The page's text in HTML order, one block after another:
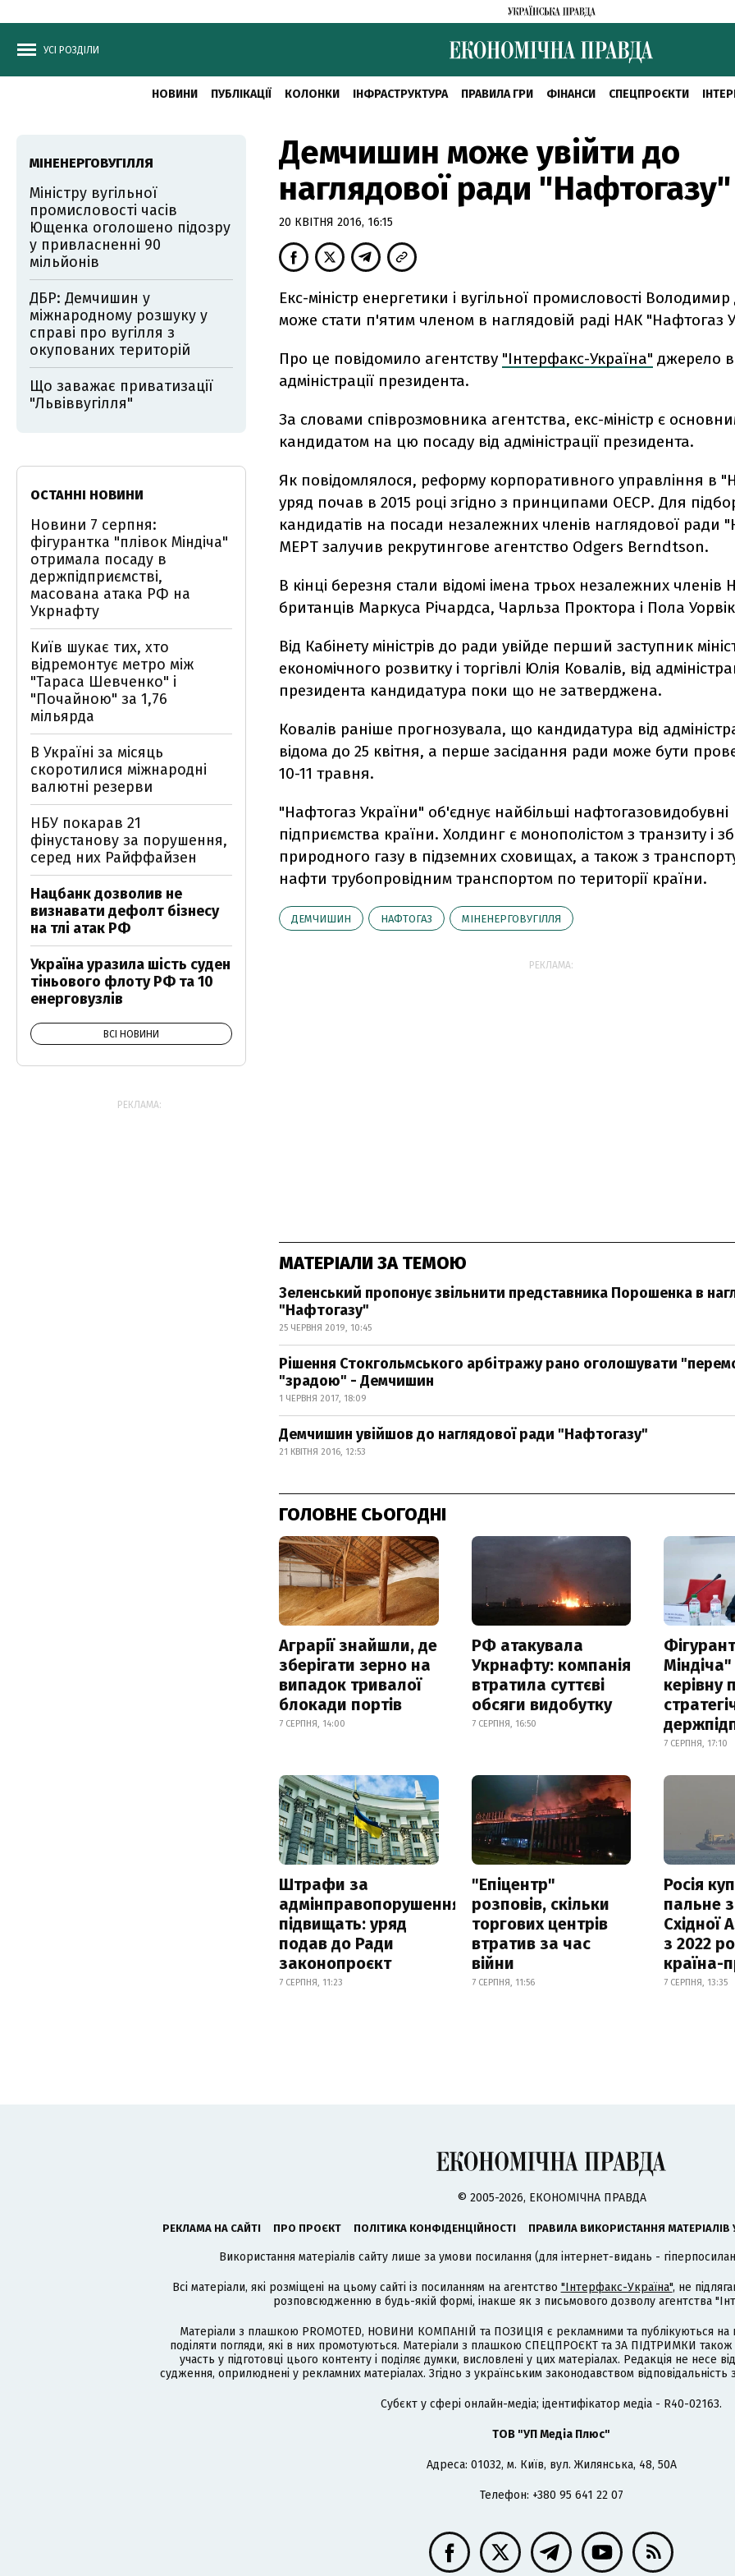
УСІ РОЗДІЛИ
НОВИНИ ПУБЛІКАЦІЇ КОЛОНКИ ІНФРАСТРУКТУРА ПРАВИЛА ГРИ ФІНАНСИ СПЕЦПРОЄКТИ
Демчишин може увійти до
наглядової ради "Нафтогазу"
20 КВІТНЯ 2016, 16:15
Екс-міністр енергетики і вугільної промисловості
може стати п'ятим членом в наглядовій раді НАК "Нафтогаз
Про це повідомило агентству "Інтерфакс-Україна" джерело в
адміністрації президента.
За словами співрозмовника агентства, екс-міністр є
кандидатом на цю посаду від адміністрації президента.
Як повідомлялося, реформу корпоративного управління в
уряд почав в 2015 році згідно з принципами ОЕСР. Для
кандидатів на посади незалежних членів наглядової ради
МЕРТ залучив рекрутингове агентство Odgers Berndtson.
В кінці березня стали відомі імена трьох незалежних членів
британців Маркуса Річардса, Чарльза Проктора і Пола
Від Кабінету міністрів до ради увійде перший заступник
економічного розвитку і торгівлі Юлія Ковалів, від
президента кандидатура поки що не затверджена.
Ковалів раніше прогнозувала, що кандидатура від
відома до 25 квітня, а перше засідання ради може бути
10-11 травня.
"Нафтогаз України" об'єднує найбільші нафтогазовидобувні
підприємства країни. Холдинг є монополістом з транзиту і
природного газу в підземних сховищах, а також з
нафти трубопровідним транспортом по території країни.
ДЕМЧИШИН НАФТОГАЗ МІНЕНЕРГОВУГІЛЛЯ
РЕКЛАМА:
МАТЕРІАЛИ ЗА ТЕМОЮ
Зеленський пропонує звільнити представника Порошенка в
"Нафтогазу"
25 ЧЕРВНЯ 2019, 10:45
Рішення Стокгольмського арбітражу рано оголошувати
"зрадою" - Демчишин
1 ЧЕРВНЯ 2017, 18:09
Демчишин увійшов до наглядової ради "Нафтогазу"
21 КВІТНЯ 2016, 12:53
ГОЛОВНЕ СЬОГОДНІ
Аграрії знайшли, де
зберігати зерно на
випадок тривалої
блокади портів
7 СЕРПНЯ, 14:00
РФ атакувала
Укрнафту: компанія
втратила суттєві
обсяги видобутку
7 СЕРПНЯ, 16:50
керівну
7 СЕРПНЯ, 17:10
Штрафи за
адмінправопорушення
підвищать: уряд
подав до Ради
законопроєкт
7 СЕРПНЯ, 11:23
"Епіцентр"
розповів, скільки
торгових центрів
втратив за час
війни
7 СЕРПНЯ, 11:56
Росія
пальне
Східної
з 2022
країна-
7 СЕРПНЯ, 13:35
МІНЕНЕРГОВУГІЛЛЯ
Міністру вугільної
промисловості часів
Ющенка оголошено підозру
у привласненні 90
мільйонів
ДБР: Демчишин у
міжнародному розшуку у
справі про вугілля з
окупованих територій
Що заважає приватизації
"Львіввугілля"
ОСТАННІ НОВИНИ
Новини 7 серпня:
фігурантка "плівок Міндіча"
отримала посаду в
держпідприємстві,
масована атака РФ на
Укрнафту
Київ шукає тих, хто
відремонтує метро між
"Тараса Шевченко" і
"Почайною" за 1,76
мільярда
В Україні за місяць
скоротилися міжнародні
валютні резерви
НБУ покарав 21
фінустанову за порушення,
серед них Райффайзен
Нацбанк дозволив не
визнавати дефолт бізнесу
на тлі атак РФ
Україна уразила шість суден
тіньового флоту РФ та 10
енерговузлів
ВСІ НОВИНИ
РЕКЛАМА:
© 2005-2026, ЕКОНОМІЧНА ПРАВДА
РЕКЛАМА НА САЙТІ ПРО ПРОЄКТ ПОЛІТИКА КОНФІДЕНЦІЙНОСТІ ПРАВИЛА ВИКОРИСТАННЯ МАТЕРІАЛІВ
Використання матеріалів сайту лише за умови посилання (для інтернет-видань -
Всі матеріали, які розміщені на цьому сайті із посиланням на агентство "Інтерфакс-Україна", не
розповсюдженню в будь-якій формі, інакше як з письмового дозволу агентства
Матеріали з плашкою PROMOTED, НОВИНИ КОМПАНІЙ та ПОЗИЦІЯ є рекламними та публікуються на
поділяти погляди, які в них промотуються. Матеріали з плашкою СПЕЦПРОЄКТ та ЗА ПІДТРИМКИ
участь у підготовці цього контенту і поділяє думки, висловлені у цих матеріалах. Редакція не несе
судження, оприлюднені у рекламних матеріалах. Згідно з українським законодавством
Cубєкт у сфері онлайн-медіа; ідентифікатор медіа - R40-02163.
ТОВ "УП Медіа Плюс"
Адреса: 01032, м. Київ, вул. Жилянська, 48, 50А
Телефон: +380 95 641 22 07